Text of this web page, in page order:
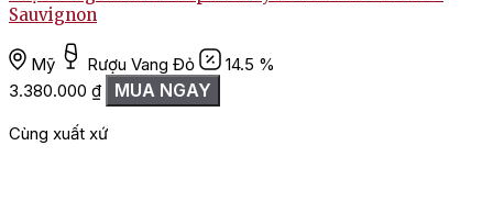
Sauvignon
Mỹ Rượu Vang Đỏ
14.5 %
3.380.000 ₫ MUA NGAY
Cùng xuất xứ